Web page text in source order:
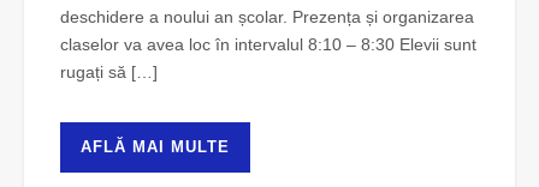
deschidere a noului an școlar. Prezența și organizarea
claselor va avea loc în intervalul 8:10 – 8:30 Elevii sunt
rugați să […]
AFLĂ MAI MULTE